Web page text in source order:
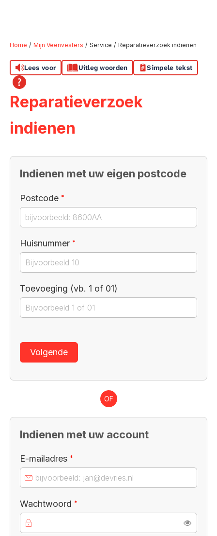
Naar hoofdinhoud
Naar hoofdnavigatiemenu
Naar zoeken
Home Mijn Veenvesters Service Reparatieverzoek indienen
Lees voor Uitleg woorden Simpele tekst
Reparatieverzoek
indienen
Indienen met uw eigen postcode
Postcode *
Huisnummer *
Toevoeging (vb. 1 of 01)
Volgende
OF
Indienen met uw account
E-mailadres *
Wachtwoord *